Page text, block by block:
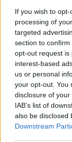
If you wish to
processing of
targeted
section to
opt-out request is
interest-based
us or personal
your opt-out. You
disclosure of
IAB’s list of
also be disclosed
Downstream
Raktažodžiai
dujos Rusija